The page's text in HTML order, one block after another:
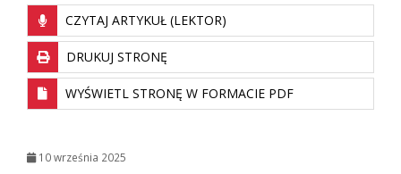
CZYTAJ ARTYKUŁ (LEKTOR)
DRUKUJ STRONĘ
WYŚWIETL STRONĘ W FORMACIE PDF
10 września 2025